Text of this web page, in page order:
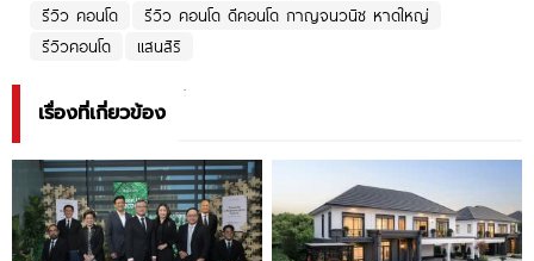
รีวิว คอนโด
รีวิว คอนโด ดีคอนโด กาญจนวนิช หาดใหญ่
รีวิวคอนโด
แสนสิริ
เรื่องที่เกี่ยวข้อง